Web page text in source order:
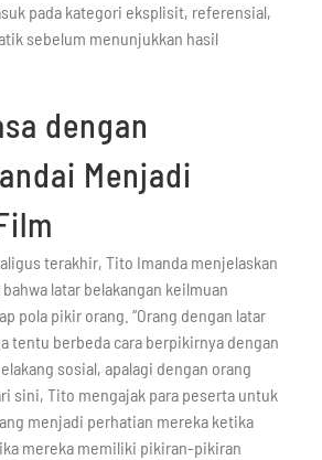
pada kategori eksplisit, referensial,
sebelum menunjukkan hasil
dengan
Menjadi
terakhir, Tito Imanda menjelaskan
latar belakangan keilmuan
pola pikir orang. “Orang dengan latar
tentu berbeda cara berpikirnya dengan
sosial, apalagi dengan orang
sini, Tito mengajak para peserta untuk
menjadi perhatian mereka ketika
mereka memiliki pikiran-pikiran